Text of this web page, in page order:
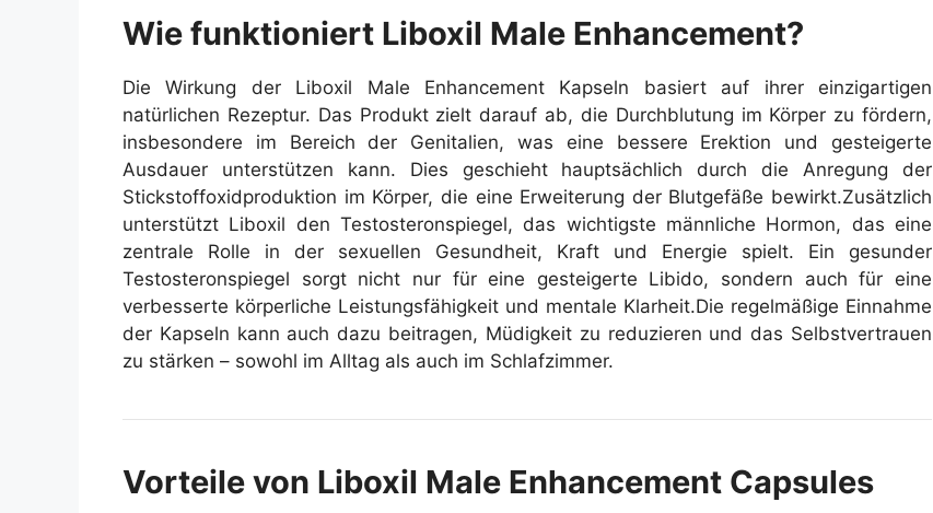
Wie funktioniert Liboxil Male Enhancement?
Die Wirkung der Liboxil Male Enhancement Kapseln basiert auf ihrer einzigartigen
natürlichen Rezeptur. Das Produkt zielt darauf ab, die Durchblutung im Körper zu fördern,
insbesondere im Bereich der Genitalien, was eine bessere Erektion und gesteigerte
Ausdauer unterstützen kann. Dies geschieht hauptsächlich durch die Anregung der
Stickstoffoxidproduktion im Körper, die eine Erweiterung der Blutgefäße bewirkt.Zusätzlich
unterstützt Liboxil den Testosteronspiegel, das wichtigste männliche Hormon, das eine
zentrale Rolle in der sexuellen Gesundheit, Kraft und Energie spielt. Ein gesunder
Testosteronspiegel sorgt nicht nur für eine gesteigerte Libido, sondern auch für eine
verbesserte körperliche Leistungsfähigkeit und mentale Klarheit.Die regelmäßige Einnahme
der Kapseln kann auch dazu beitragen, Müdigkeit zu reduzieren und das Selbstvertrauen
zu stärken – sowohl im Alltag als auch im Schlafzimmer.
Vorteile von Liboxil Male Enhancement Capsules